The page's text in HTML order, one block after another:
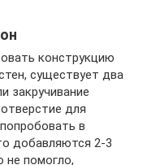
конструкцию
существует два
закручивание
для
в
добавляются 2-3
не помогло,